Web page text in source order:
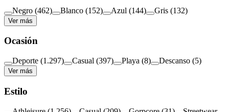
Negro (462) Blanco (152) Azul (144) Gris (132)
Ver más
Ocasión
Deporte (1.297) Casual (397) Playa (8) Descanso (5)
Ver más
Estilo